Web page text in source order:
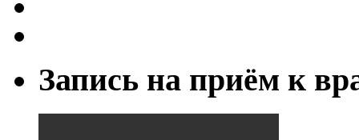
Запись на приём к